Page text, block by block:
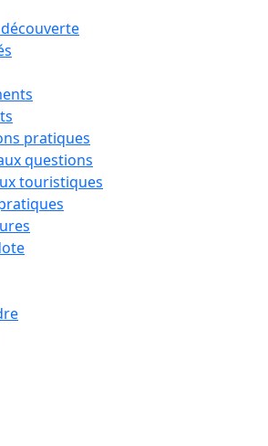
pratiques
questions
touristiques